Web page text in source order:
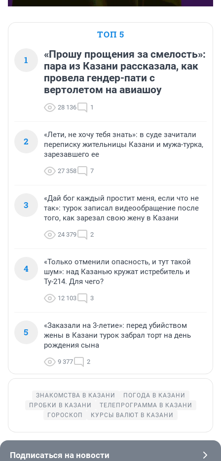
ТОП 5
1
«Прошу прощения за смелость»:
пара из Казани рассказала, как
провела гендер-пати с
вертолетом на авиашоу
28 136 1
2
«Лети, не хочу тебя знать»: в суде зачитали
переписку жительницы Казани и мужа-турка,
зарезавшего ее
27 358 7
3
«Дай бог каждый простит меня, если что не
так»: турок записал видеообращение после
того, как зарезал свою жену в Казани
24 379 2
4
«Только отменили опасность, и тут такой
шум»: над Казанью кружат истребитель и
Ту-214. Для чего?
12 103 3
5
«Заказали на 3-летие»: перед убийством
жены в Казани турок забрал торт на день
рождения сына
9 377 2
ЗНАКОМСТВА В КАЗАНИ
ПОГОДА В КАЗАНИ
ПРОБКИ В КАЗАНИ
ТЕЛЕПРОГРАММА В КАЗАНИ
ГОРОСКОП
КУРСЫ ВАЛЮТ В КАЗАНИ
Подписаться на новости